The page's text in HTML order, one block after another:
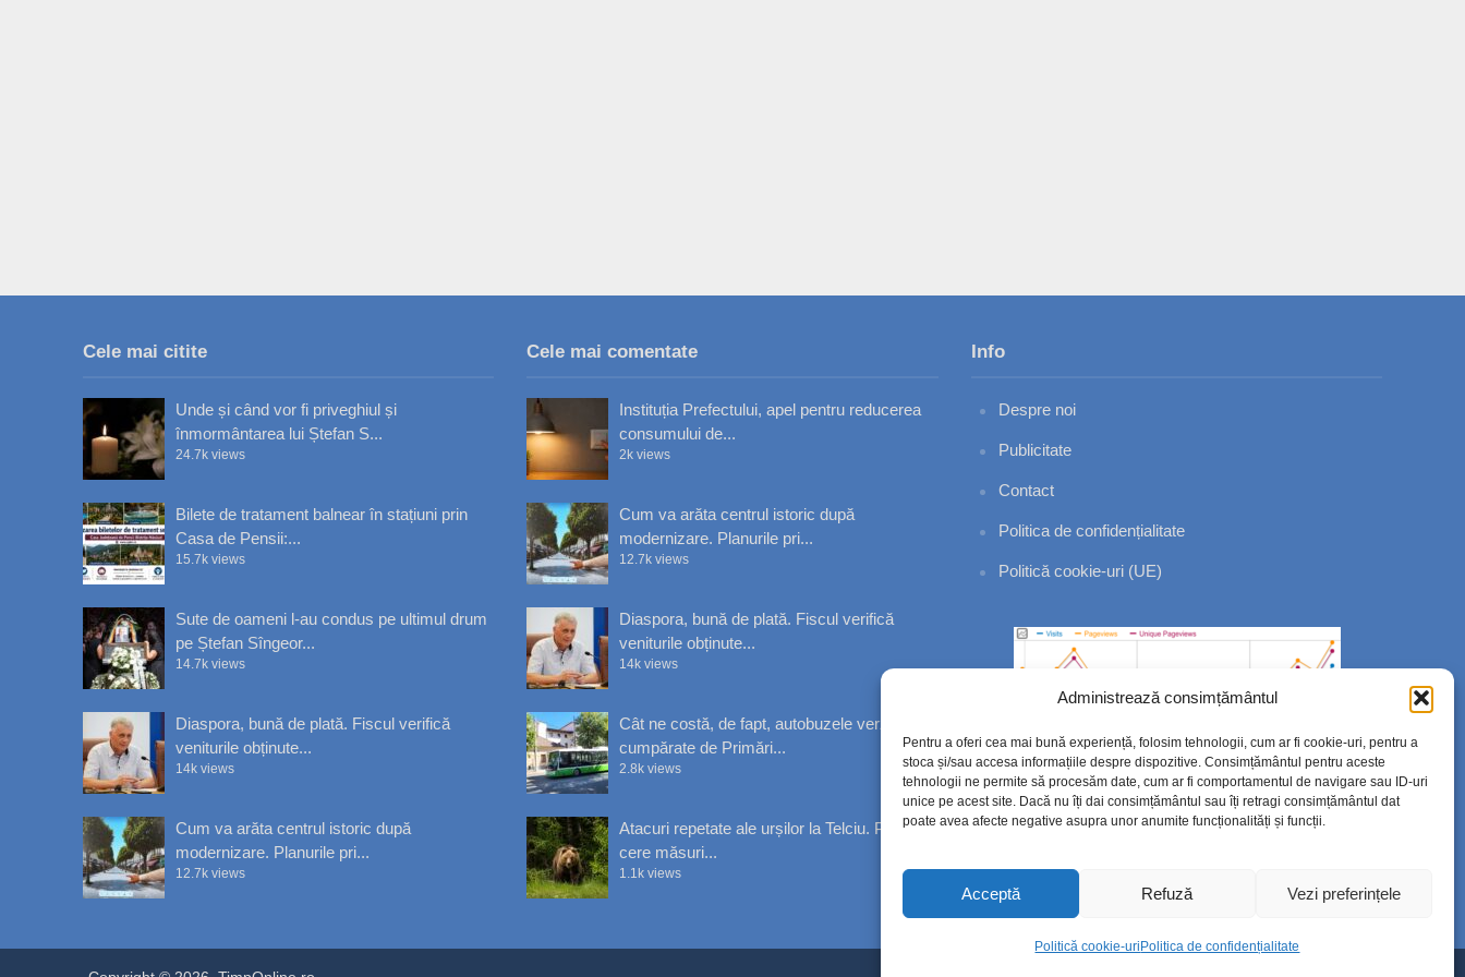
Administrează consimțământul
Pentru a oferi cea mai bună experiență, folosim tehnologii, cum ar fi cookie-uri, pentru a
stoca și/sau accesa informațiile despre dispozitive. Consimțământul pentru aceste
tehnologii ne permite să procesăm date, cum ar fi comportamentul de navigare sau ID-uri
unice pe acest site. Dacă nu îți dai consimțământul sau îți retragi consimțământul dat
poate avea afecte negative asupra unor anumite funcționalități și funcții.
Acceptă Refuză Vezi preferințele
Politică cookie-uri Politica de confidențialitate
Cele mai citite
Unde și când vor fi priveghiul și
înmormântarea lui Ștefan S...
24.7k views
Bilete de tratament balnear în stațiuni prin
Casa de Pensii:...
15.7k views
Sute de oameni l-au condus pe ultimul drum
pe Ștefan Sîngeor...
14.7k views
Diaspora, bună de plată. Fiscul verifică
veniturile obținute...
14k views
Cum va arăta centrul istoric după
modernizare. Planurile pri...
12.7k views
Cele mai comentate
Instituția Prefectului, apel pentru reducerea
consumului de...
2k views
Cum va arăta centrul istoric după
modernizare. Planurile pri...
12.7k views
Diaspora, bună de plată. Fiscul verifică
veniturile obținute...
14k views
Cât ne costă, de fapt, autobuzele verzi
cumpărate de Primări...
2.8k views
Atacuri repetate ale urșilor la Telciu. Primăria
cere măsuri...
1.1k views
Info
Despre noi
Publicitate
Contact
Politica de confidențialitate
Politică cookie-uri (UE)